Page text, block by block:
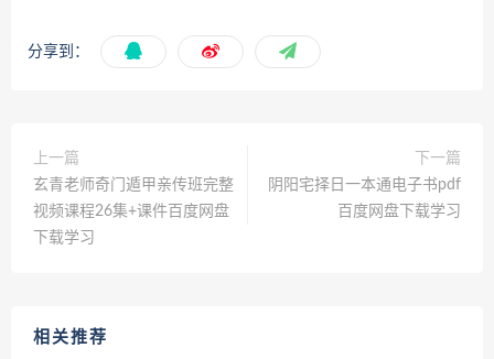
分享到：
上一篇
玄青老师奇门遁甲亲传班完整
视频课程26集+课件百度网盘
下载学习
下一篇
阴阳宅择日一本通电子书pdf
百度网盘下载学习
相关推荐